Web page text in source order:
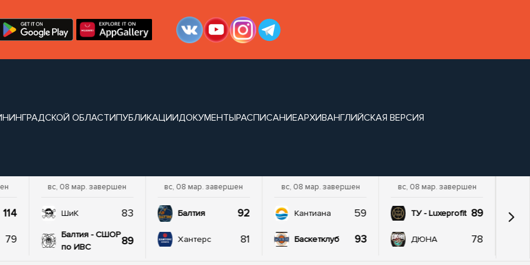
ОБЛАСТИПУБЛИКАЦИИДОКУМЕНТЫРАСПИСАНИЕАРХИВАНГЛИЙСКАЯ ВЕРСИЯ
114
79
вс, 08 мар. завершен
ШиК 83
Балтия - СШОР
по ИВС
89
вс, 08 мар. завершен
Балтия 92
Хантерс 81
вс, 08 мар. завершен
Кантиана 59
Баскетклуб 93
вс, 08 мар. завершен
ТУ - Luxeprofit 89
ДЮНА 78